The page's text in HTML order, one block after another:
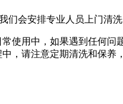
们会安排专业人员上门清洗
使用中，如果遇到任何
，请注意定期清洗和保养